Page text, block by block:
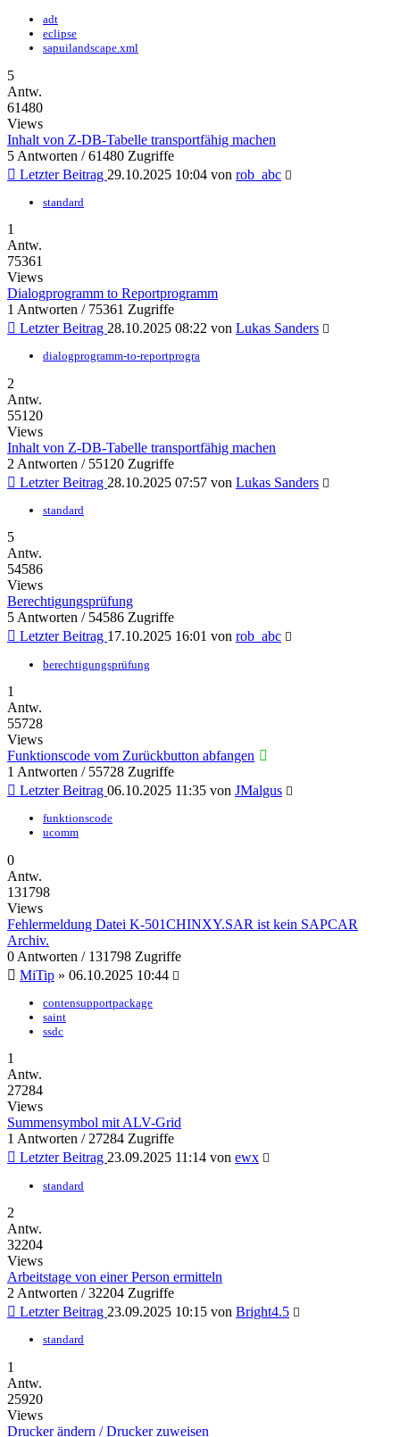
adt
eclipse
sapuilandscape.xml
5
Antw.
61480
Views
Inhalt von Z-DB-Tabelle transportfähig machen
5 Antworten / 61480 Zugriffe
Letzter Beitrag 29.10.2025 10:04 von rob_abc
standard
1
Antw.
75361
Views
Dialogprogramm to Reportprogramm
1 Antworten / 75361 Zugriffe
Letzter Beitrag 28.10.2025 08:22 von Lukas Sanders
dialogprogramm-to-reportprogra
2
Antw.
55120
Views
Inhalt von Z-DB-Tabelle transportfähig machen
2 Antworten / 55120 Zugriffe
Letzter Beitrag 28.10.2025 07:57 von Lukas Sanders
standard
5
Antw.
54586
Views
Berechtigungsprüfung
5 Antworten / 54586 Zugriffe
Letzter Beitrag 17.10.2025 16:01 von rob_abc
berechtigungsprüfung
1
Antw.
55728
Views
Funktionscode vom Zurückbutton abfangen
1 Antworten / 55728 Zugriffe
Letzter Beitrag 06.10.2025 11:35 von JMalgus
funktionscode
ucomm
0
Antw.
131798
Views
Fehlermeldung Datei K-501CHINXY.SAR ist kein SAPCAR
Archiv.
0 Antworten / 131798 Zugriffe
MiTip » 06.10.2025 10:44
contensupportpackage
saint
ssdc
1
Antw.
27284
Views
Summensymbol mit ALV-Grid
1 Antworten / 27284 Zugriffe
Letzter Beitrag 23.09.2025 11:14 von ewx
standard
2
Antw.
32204
Views
Arbeitstage von einer Person ermitteln
2 Antworten / 32204 Zugriffe
Letzter Beitrag 23.09.2025 10:15 von Bright4.5
standard
1
Antw.
25920
Views
Drucker ändern / Drucker zuweisen